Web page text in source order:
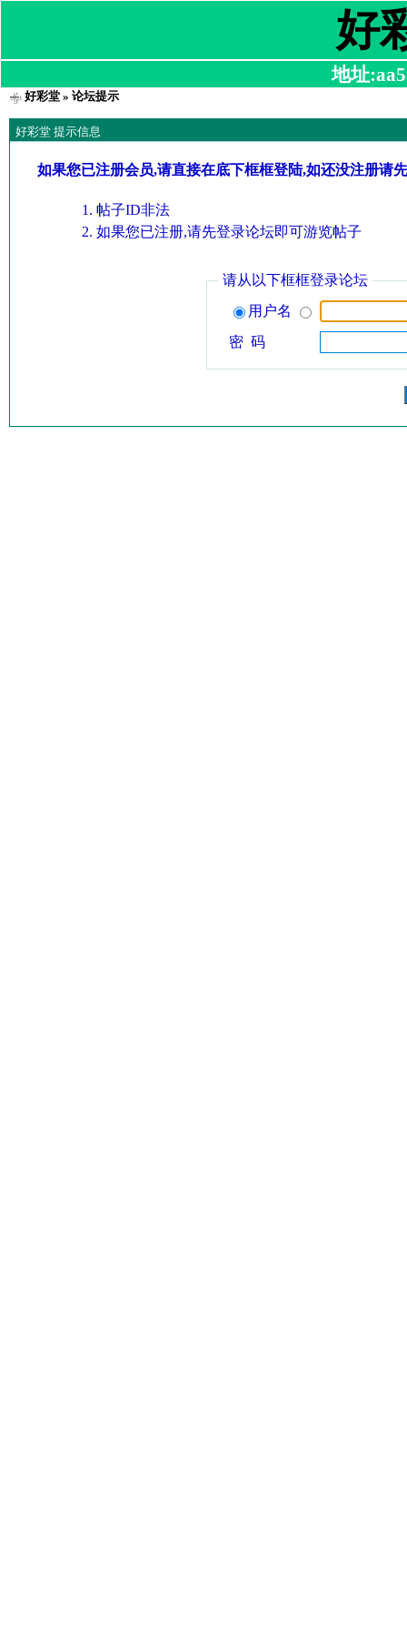
好
地址
好彩堂» 论坛提示
好彩堂 提示信息
如果您已注册会员,请直接在底下框框登陆,如还没注册请
帖子ID非法
如果您已注册,请先登录论坛即可游览帖子
请从以下框框登录论坛
用户名
密 码